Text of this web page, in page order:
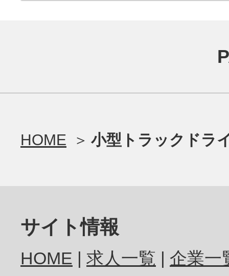
HOME 小型トラックドラ
サイト情報
HOME 求人一覧
企業一